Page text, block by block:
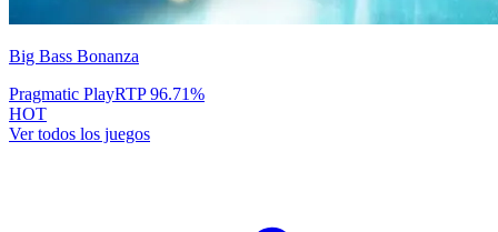
Big Bass Bonanza
Pragmatic PlayRTP96.71%
HOT
Ver todos los juegos